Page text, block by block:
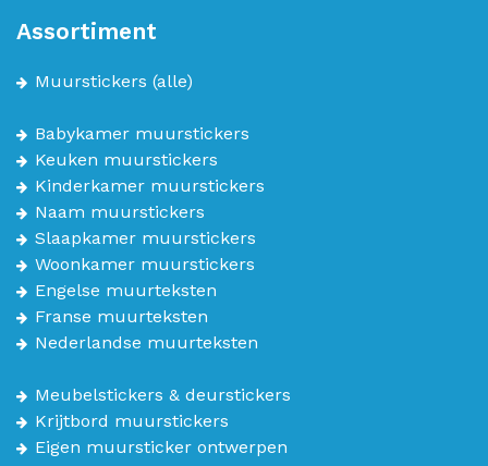
Assortiment
Muurstickers (alle)
Babykamer muurstickers
Keuken muurstickers
Kinderkamer muurstickers
Naam muurstickers
Slaapkamer muurstickers
Woonkamer muurstickers
Engelse muurteksten
Franse muurteksten
Nederlandse muurteksten
Meubelstickers & deurstickers
Krijtbord muurstickers
Eigen muursticker ontwerpen